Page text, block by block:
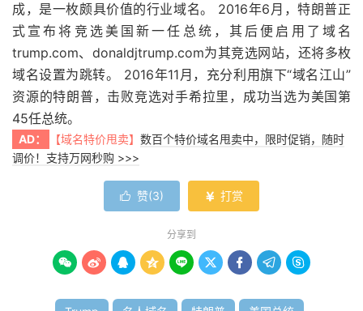
成，是一枚颇具价值的行业域名。 2016年6月，特朗普正
式宣布将竞选美国新一任总统，其后便启用了域名
trump.com、donaldjtrump.com为其竞选网站，还将多枚
域名设置为跳转。 2016年11月，充分利用旗下“域名江山”
资源的特朗普，击败竞选对手希拉里，成功当选为美国第
45任总统。
AD： 【域名特价甩卖】 数百个特价域名甩卖中，限时促销，随时
调价！支持万网秒购 >>>
 赞(3)  打赏
分享到
        